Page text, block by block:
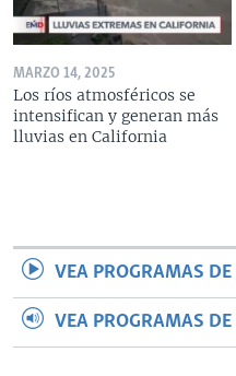
MARZO 14, 2025
Los ríos atmosféricos se
intensifican y generan más
lluvias en California
VEA PROGRAMAS
VEA PROGRAMAS